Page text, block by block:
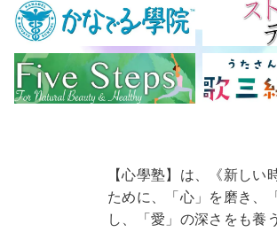
【心學塾】は、《新しい
ために、「心」を磨き、
し、「愛」の深さをも養